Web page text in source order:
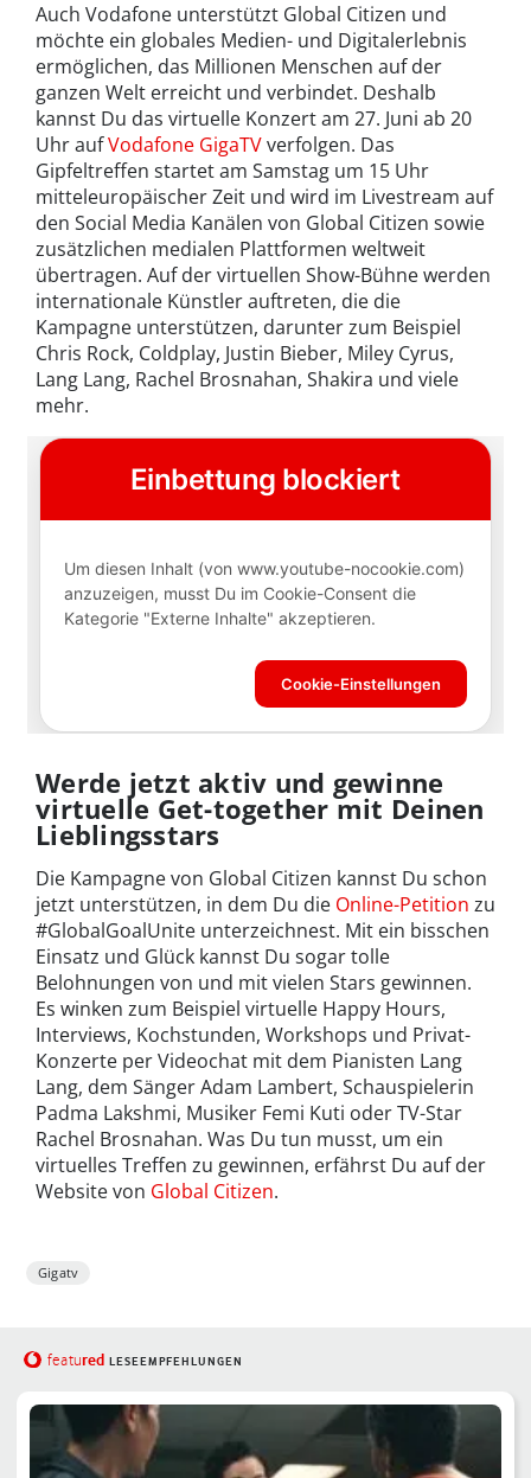
Auch Vodafone unterstützt Global Citizen und
möchte ein globales Medien- und Digitalerlebnis
ermöglichen, das Millionen Menschen auf der
ganzen Welt erreicht und verbindet. Deshalb
kannst Du das virtuelle Konzert am 27. Juni ab 20
Uhr aufVodafone GigaTVverfolgen. Das
Gipfeltreffen startet am Samstag um 15 Uhr
mitteleuropäischer Zeit und wird im Livestream auf
den Social Media Kanälen von Global Citizen sowie
zusätzlichen medialen Plattformen weltweit
übertragen. Auf der virtuellen Show-Bühne werden
internationale Künstler auftreten, die die
Kampagne unterstützen, darunter zum Beispiel
Chris Rock, Coldplay, Justin Bieber, Miley Cyrus,
Lang Lang, Rachel Brosnahan, Shakira und viele
mehr.
Werde jetzt aktiv und gewinne
virtuelle Get-together mit Deinen
Lieblingsstars
Die Kampagne von Global Citizen kannst Du schon
jetzt unterstützen, in dem Du die Online-Petition zu
#GlobalGoalUnite unterzeichnest. Mit ein bisschen
Einsatz und Glück kannst Du sogar tolle
Belohnungen von und mit vielen Stars gewinnen.
Es winken zum Beispiel virtuelle Happy Hours,
Interviews, Kochstunden, Workshops und Privat-
Konzerte per Videochat mit dem Pianisten Lang
Lang, dem Sänger Adam Lambert, Schauspielerin
Padma Lakshmi, Musiker Femi Kuti oder TV-Star
Rachel Brosnahan. Was Du tun musst, um ein
virtuelles Treffen zu gewinnen, erfährst Du auf der
Website von Global Citizen.
Gigatv
featured LESEEMPFEHLUNGEN